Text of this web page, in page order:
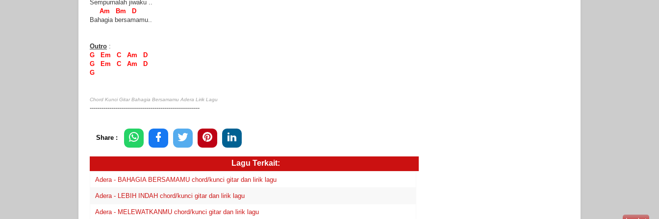
Sempurnalah jiwaku ..
Am Bm D
Bahagia bersamamu..
Outro :
G Em C Am D
G Em C Am D
G
Chord Kunci Gitar Bahagia Bersamamu Adera Lirik Lagu
--------------------------------------------------------
Share :
Lagu Terkait:
Adera - BAHAGIA BERSAMAMU chord/kunci gitar dan lirik lagu
Adera - LEBIH INDAH chord/kunci gitar dan lirik lagu
Adera - MELEWATKANMU chord/kunci gitar dan lirik lagu